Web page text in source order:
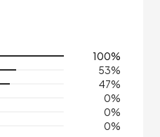
100%
53%
47%
0%
0%
0%